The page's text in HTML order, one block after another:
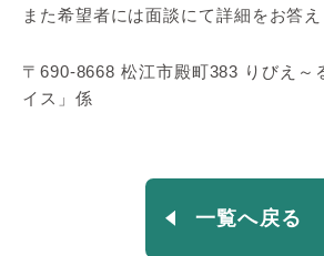
また希望者には面談にて詳細をお答え
〒690-8668 松江市殿町383 りびえ～
イス」係
一覧へ戻る